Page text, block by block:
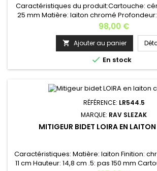
Caractéristiques du produit:Cartouche:
25 mm Matière: laiton chromé Profondeur:
13,6 cm Poids: 1,2 kg Garantie: 6 ans
laiton chromé, laiton gris poli, laiton gris
gris , laiton doré, laiton doré brossé,
laiton rose gold brosséDans la même
Prix
98,00 €
 Ajouter au panier
 En stock
RÉFÉRENCE: LR544.5
MARQUE: RAV SLEZAK
MITIGEUR BIDET LOIRA EN
Caractéristiques: Matière: laiton Finition:
11 cm Hauteur: 14,8 cm .5: pas 150 mm